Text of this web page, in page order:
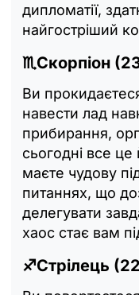
дипломатії,
найгостріший
♏Скорпіон
Ви
навести лад
прибирання,
сьогодні все
маєте чудову
питаннях, що
делегувати
хаос стає вам
♐Стрілець